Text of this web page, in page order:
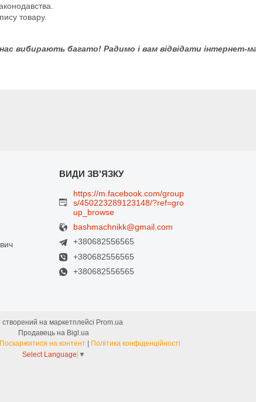
товару.
вибирають багато! Радимо і вам відвідати інтернет-
https://m.facebook.com/group
s/450223289123148/?ref=gro
up_browse
bashmachnikk@gmail.com
+380682556565
+380682556565
+380682556565
на маркетплейсі Prom.ua
Продавець на Bigl.ua
Поскаржитися на контент
Політика конфіденційності
Select Language ▼